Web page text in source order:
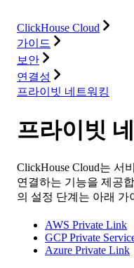
ClickHouse Cloud
가이드
보안
연결성
프라이빗 네트워킹
프라이빗
ClickHouse Cloud는 서
연결하는 기능을 제공
의 설정 단계는 아래 가
AWS Private Link
GCP Private
Azure Private Link